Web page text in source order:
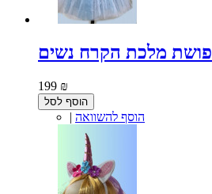
199 ₪
הוסף לסל
| הוסף להשוואה